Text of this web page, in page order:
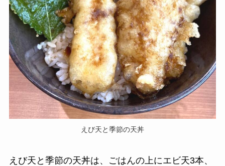
えび天と季節の天丼
えび天と季節の天丼は、ごはんの上にエビ天3本、